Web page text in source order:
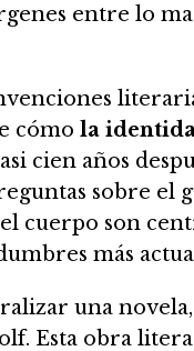
entre lo
cómo la
cien años
sobre el
cuerpo son
más
una
Esta obra